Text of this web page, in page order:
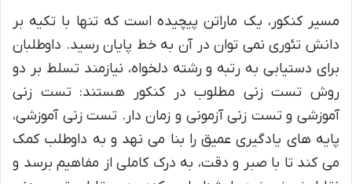
مسیر کنکور، یک ماراتن پیچیده است که تنها با تکیه بر
دانش تئوری نمی توان در آن به خط پایان رسید. داوطلبان
برای دستیابی به رتبه و رشته دلخواه، نیازمند تسلط بر دو
روش تست زنی مطلوب در کنکور هستند: تست زنی
آموزشی و تست زنی آزمونی و زمان دار. تست زنی آموزشی،
پایه های یادگیری عمیق را بنا می نهد و به داوطلب کمک
می کند تا با صبر و دقت، به درک کاملی از مفاهیم برسد و